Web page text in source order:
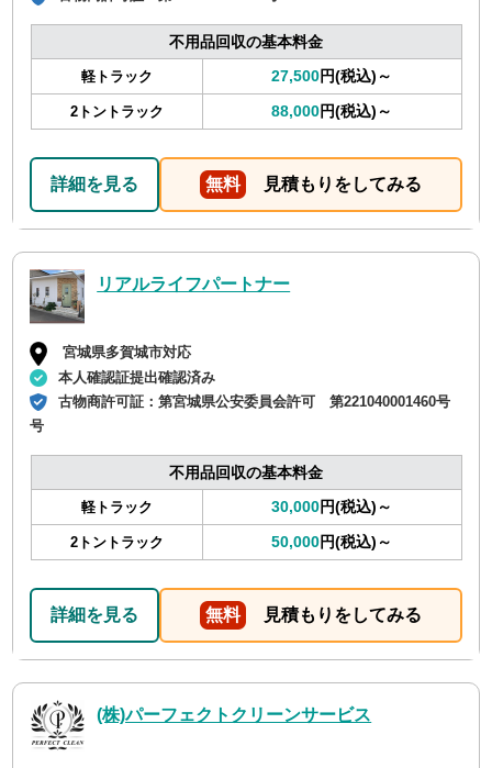
不用品回収の基本料金
軽トラック 27,500円(税込)～
2トントラック 88,000円(税込)～
詳細を見る 無料 見積もりをしてみる
リアルライフパートナー
宮城県多賀城市対応
本人確認証提出確認済み
古物商許可証：第宮城県公安委員会許可 第221040001460号
号
不用品回収の基本料金
軽トラック 30,000円(税込)～
2トントラック 50,000円(税込)～
詳細を見る 無料 見積もりをしてみる
(株)パーフェクトクリーンサービス